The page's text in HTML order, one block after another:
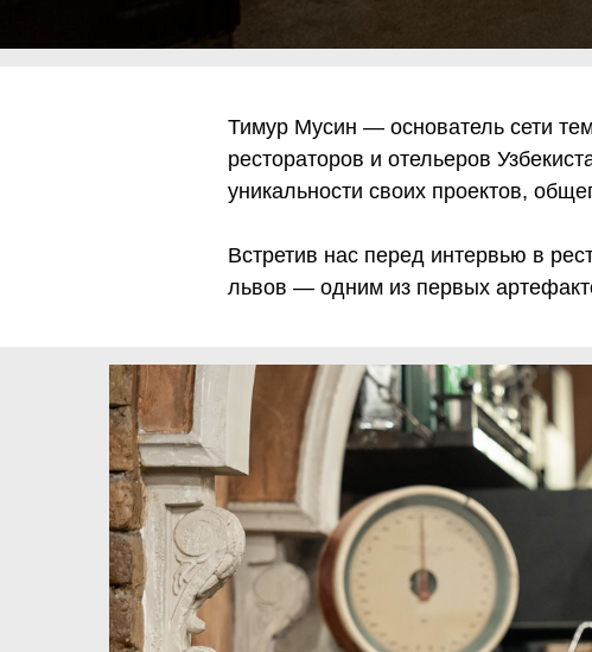
Тимур Мусин — основатель сети
рестораторов и отельеров
уникальности своих проектов,
Встретив нас перед интервью в
львов — одним из первых